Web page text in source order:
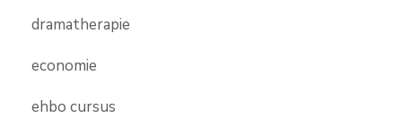
dramatherapie
economie
ehbo cursus